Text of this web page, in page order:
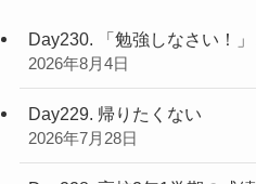
Day230. 「勉強しなさい！
2026年8月4日
Day229. 帰りたくない
2026年7月28日